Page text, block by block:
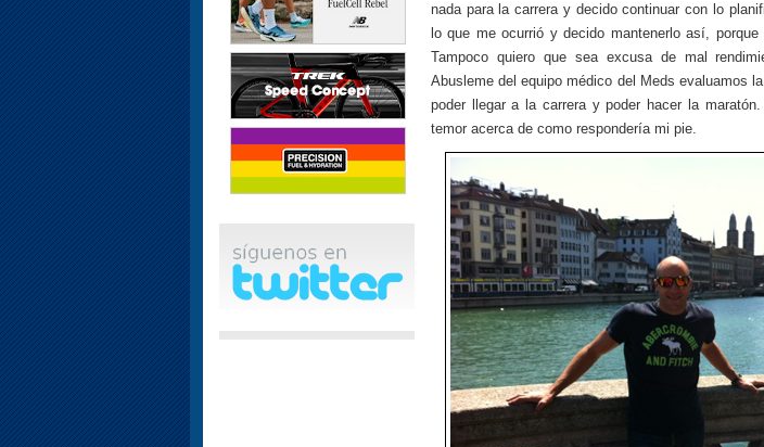
nada para la carrera y decido continuar con lo
lo que me ocurrió y decido mantenerlo así,
Tampoco quiero que sea excusa de mal
Abusleme del equipo médico del Meds evaluamos
poder llegar a la carrera y poder hacer la
temor acerca de como respondería mi pie.